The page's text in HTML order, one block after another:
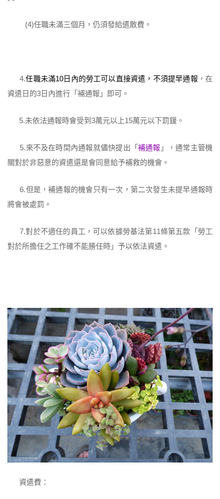
(4)任職未滿三個月，仍須發給遣散費。
4.任職未滿10日內的勞工可以直接資遣，不須提早通報 ，在
資遣日的3日內進行「補通報」即可。
5.未依法通報時會受到3萬元以上15萬元以下罰鍰。
5.來不及在時間內通報就儘快提出「 補通報 」，通常主管機
關對於非惡意的資遣還是會同意給予補救的機會。
6.但是，補通報的機會只有一次，第二次發生未提早通報時
將會被處罰。
7.對於不適任的員工，可以依據勞基法第11條第五款「勞工
對於所擔任之工作確不能勝任時」予以依法資遣。
資遣費：